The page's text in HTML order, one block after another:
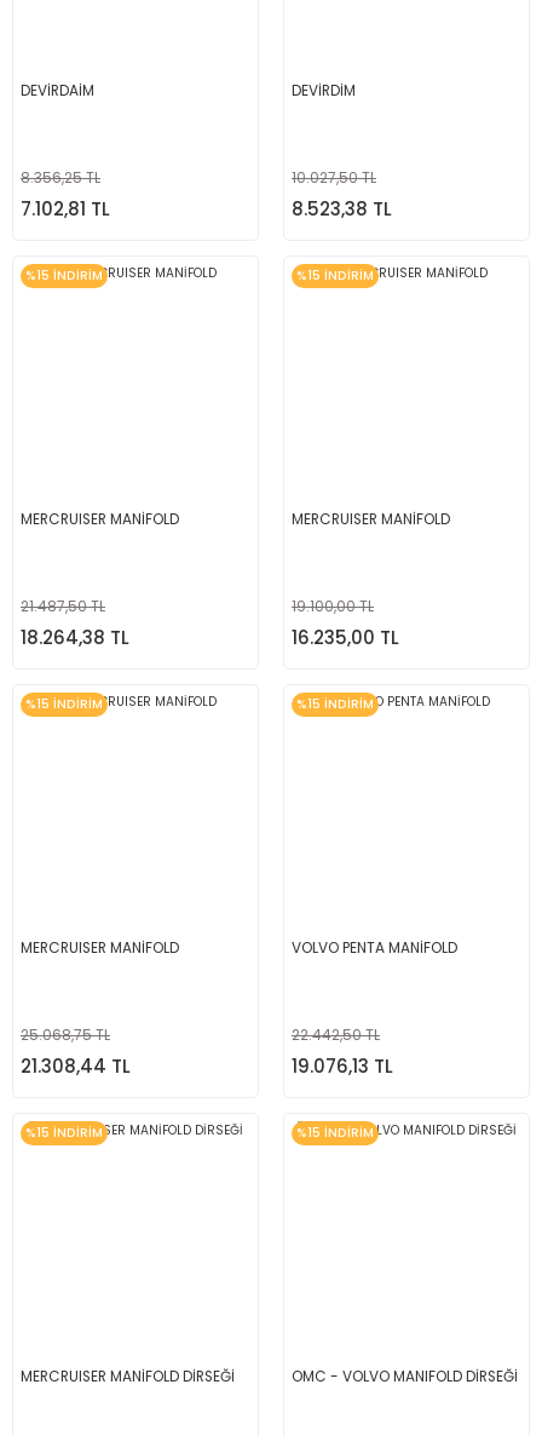
DEVİRDAİM
8.356,25 TL
7.102,81 TL
DEVİRDİM
10.027,50 TL
8.523,38 TL
%15 İNDİRİM
MERCRUISER MANİFOLD
21.487,50 TL
18.264,38 TL
%15 İNDİRİM
MERCRUISER MANİFOLD
19.100,00 TL
16.235,00 TL
%15 İNDİRİM
MERCRUISER MANİFOLD
25.068,75 TL
21.308,44 TL
%15 İNDİRİM
VOLVO PENTA MANİFOLD
22.442,50 TL
19.076,13 TL
%15 İNDİRİM
MERCRUISER MANİFOLD DİRSEĞİ
%15 İNDİRİM
OMC - VOLVO MANIFOLD DİRSEĞİ